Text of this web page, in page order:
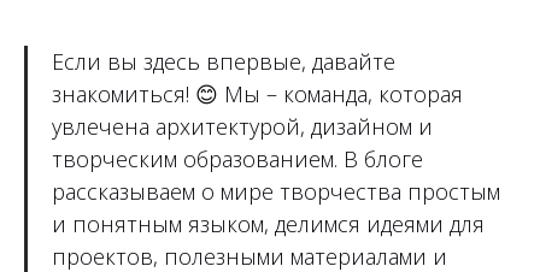
Если вы здесь впервые, давайте
знакомиться! 😊 Мы – команда, которая
увлечена архитектурой, дизайном и
творческим образованием. В блоге
рассказываем о мире творчества простым
и понятным языком, делимся идеями для
проектов, полезными материалами и